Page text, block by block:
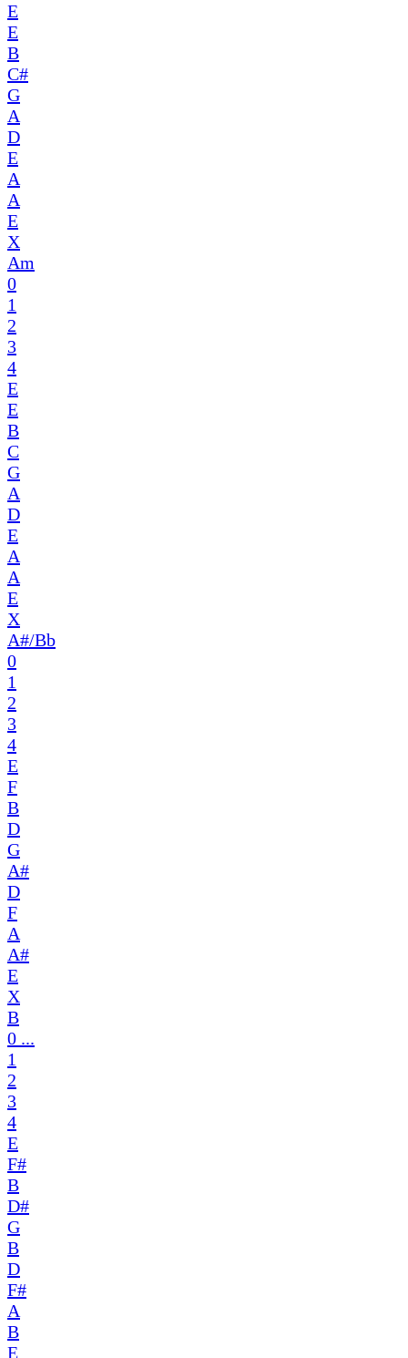
E
E
B
C#
G
A
D
E
A
A
E
X
Am
0
1
2
3
4
E
E
B
C
G
A
D
E
A
A
E
X
A#/Bb
0
1
2
3
4
E
F
B
D
G
A#
D
F
A
A#
E
X
B
0 ...
1
2
3
4
E
F#
B
D#
G
B
D
F#
A
B
E